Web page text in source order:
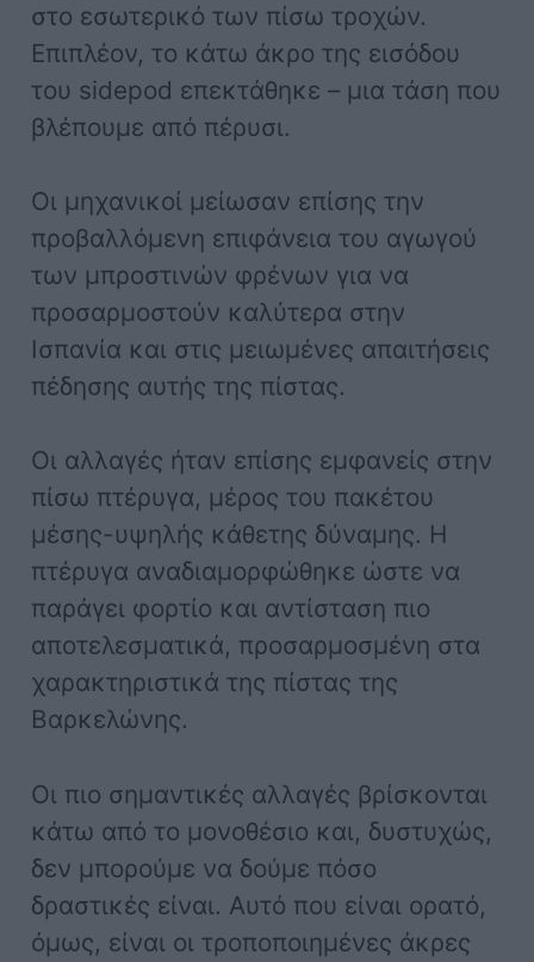
στο εσωτερικό των πίσω τροχών.
Επιπλέον, το κάτω άκρο της εισόδου
του sidepod επεκτάθηκε – μια τάση που
βλέπουμε από πέρυσι.
Οι μηχανικοί μείωσαν επίσης την
προβαλλόμενη επιφάνεια του αγωγού
των μπροστινών φρένων για να
προσαρμοστούν καλύτερα στην
Ισπανία και στις μειωμένες απαιτήσεις
πέδησης αυτής της πίστας.
Οι αλλαγές ήταν επίσης εμφανείς στην
πίσω πτέρυγα, μέρος του πακέτου
μέσης-υψηλής κάθετης δύναμης. Η
πτέρυγα αναδιαμορφώθηκε ώστε να
παράγει φορτίο και αντίσταση πιο
αποτελεσματικά, προσαρμοσμένη στα
χαρακτηριστικά της πίστας της
Βαρκελώνης.
Οι πιο σημαντικές αλλαγές βρίσκονται
κάτω από το μονοθέσιο και, δυστυχώς,
δεν μπορούμε να δούμε πόσο
δραστικές είναι. Αυτό που είναι ορατό,
όμως, είναι οι τροποποιημένες άκρες